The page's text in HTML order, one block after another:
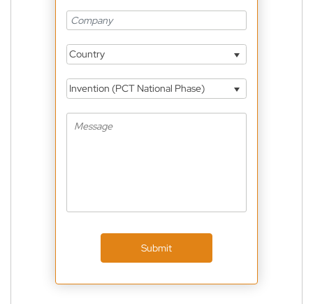
Country
Invention (PCT National Phase)
Submit